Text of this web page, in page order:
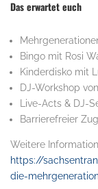
Das erwartet euch
Bingo mit Rosi
Kinderdisko mit
DJ-Workshop
Live-Acts & DJ-
Barrierefreier
Weitere
https://
die-